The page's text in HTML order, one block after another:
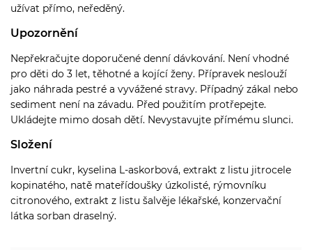
užívat přímo, neředěný.
Upozornění
Nepřekračujte doporučené denní dávkování. Není vhodné
pro děti do 3 let, těhotné a kojící ženy. Přípravek neslouží
jako náhrada pestré a vyvážené stravy. Případný zákal nebo
sediment není na závadu. Před použitím protřepejte.
Ukládejte mimo dosah dětí. Nevystavujte přímému slunci.
Složení
Invertní cukr, kyselina L-askorbová, extrakt z listu jitrocele
kopinatého, natě mateřídoušky úzkolisté, rýmovníku
citronového, extrakt z listu šalvěje lékařské, konzervační
látka sorban draselný.